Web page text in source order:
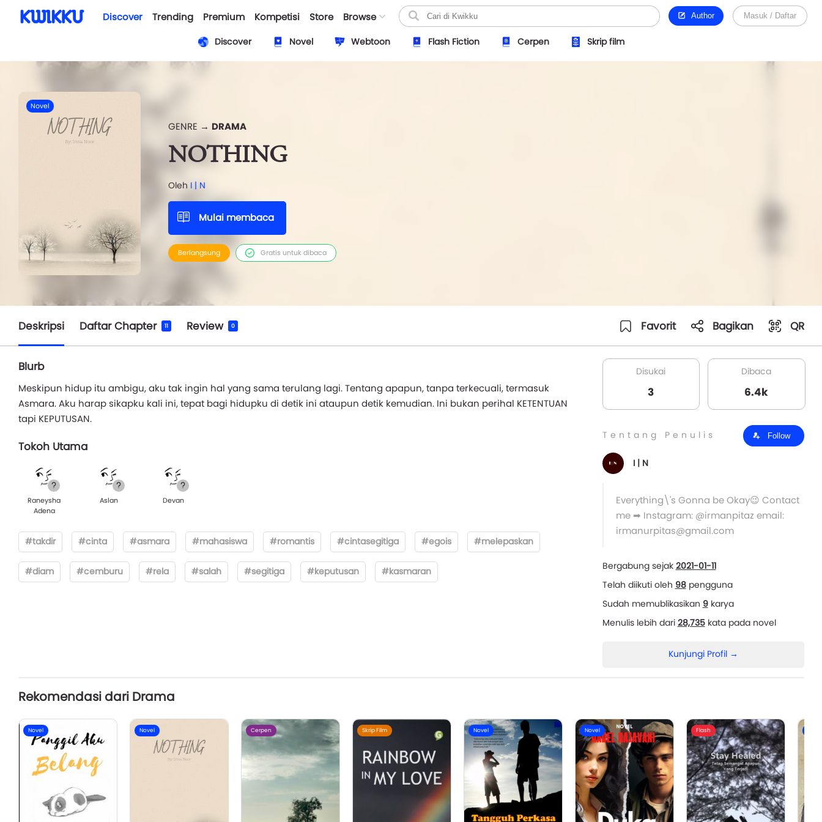
Discover Trending Premium Kompetisi Store Browse Author Masuk / Daftar
Discover Novel Webtoon Flash Fiction Cerpen Skrip film
Novel
GENRE → DRAMA
NOTHING
Oleh I | N
Mulai membaca
Berlangsung Gratis untuk dibaca
Deskripsi Daftar Chapter 11 Review 0 Favorit Bagikan QR
Blurb
Meskipun hidup itu ambigu, aku tak ingin hal yang sama terulang lagi. Tentang apapun, tanpa terkecuali, termasuk
Asmara. Aku harap sikapku kali ini, tepat bagi hidupku di detik ini ataupun detik kemudian. Ini bukan perihal KETENTUAN
tapi KEPUTUSAN.
Tokoh Utama
Raneysha
Adena
Aslan Devan
#takdir #cinta #asmara #mahasiswa #romantis #cintasegitiga #egois #melepaskan
#diam #cemburu #rela #salah #segitiga #keputusan #kasmaran
Disukai
3
Dibaca
6.4k
Tentang Penulis Follow
I | N
Everything\'s Gonna be Okay😉 Contact
me ➡ Instagram: @irmanpitaz email:
irmanurpitas@gmail.com
Bergabung sejak 2021-01-11
Telah diikuti oleh 98pengguna
Sudah memublikasikan 9karya
Menulis lebih dari 28,735kata pada novel
Kunjungi Profil →
Rekomendasi dari Drama
Novel Novel Cerpen Skrip Film Novel Novel Flash